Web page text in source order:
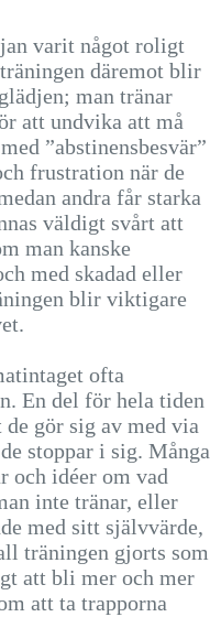
varit något roligt
däremot blir
man tränar
att undvika att må
”abstinensbesvär”
frustration när de
andra får starka
väldigt svårt att
man kanske
med skadad eller
blir viktigare
ofta
En del för hela tiden
gör sig av med via
stoppar i sig. Många
och idéer om vad
inte tränar, eller
med sitt självvärde,
träningen gjorts som
att bli mer och mer
att ta trapporna